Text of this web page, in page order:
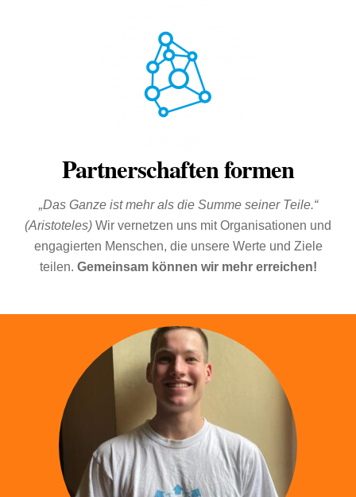
Partnerschaften formen
„Das Ganze ist mehr als die Summe seiner Teile.“
(Aristoteles) Wir vernetzen uns mit Organisationen und
engagierten Menschen, die unsere Werte und Ziele
teilen. Gemeinsam können wir mehr erreichen!